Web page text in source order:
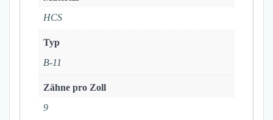
HCS
Typ
B-11
Zähne pro Zoll
9